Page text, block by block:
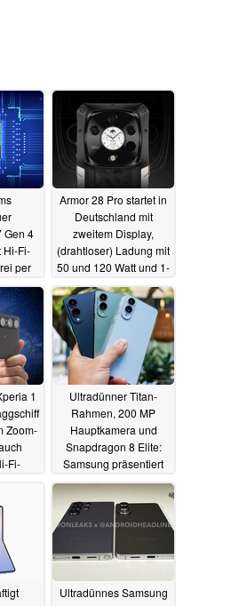
Gen 4
Hi-Fi-
per
Armor 28 Pro startet in
Deutschland mit
zweitem Display,
(drahtloser) Ladung mit
50 und 120 Watt und 1-
Zoll-Sensor13.05.2025
1
Zoom-
Fi-
Ultradünner Titan-
Rahmen, 200 MP
Hauptkamera und
Snapdragon 8 Elite:
Samsung präsentiert
Galaxy S25 Edge
13.05.2025
Ultradünnes Samsung